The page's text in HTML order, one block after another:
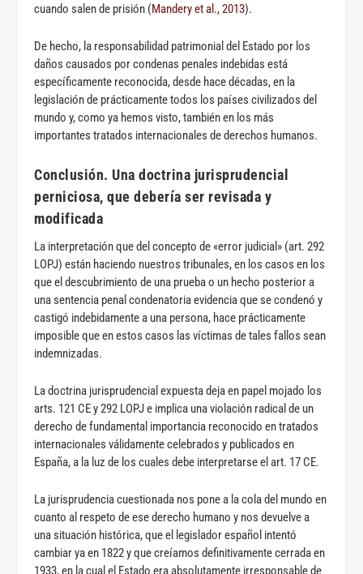
cuando salen de prisión (Mandery et al., 2013).
De hecho, la responsabilidad patrimonial del Estado por los
daños causados por condenas penales indebidas está
específicamente reconocida, desde hace décadas, en la
legislación de prácticamente todos los países civilizados del
mundo y, como ya hemos visto, también en los más
importantes tratados internacionales de derechos humanos.
Conclusión. Una doctrina jurisprudencial
perniciosa, que debería ser revisada y
modificada
La interpretación que del concepto de «error judicial» (art. 292
LOPJ) están haciendo nuestros tribunales, en los casos en los
que el descubrimiento de una prueba o un hecho posterior a
una sentencia penal condenatoria evidencia que se condenó y
castigó indebidamente a una persona, hace prácticamente
imposible que en estos casos las víctimas de tales fallos sean
indemnizadas.
La doctrina jurisprudencial expuesta deja en papel mojado los
arts. 121 CE y 292 LOPJ e implica una violación radical de un
derecho de fundamental importancia reconocido en tratados
internacionales válidamente celebrados y publicados en
España, a la luz de los cuales debe interpretarse el art. 17 CE.
La jurisprudencia cuestionada nos pone a la cola del mundo en
cuanto al respeto de ese derecho humano y nos devuelve a
una situación histórica, que el legislador español intentó
cambiar ya en 1822 y que creíamos definitivamente cerrada en
1933, en la cual el Estado era absolutamente irresponsable de